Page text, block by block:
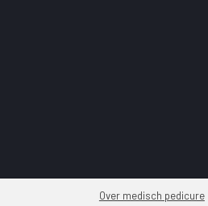
Over medisch pedicure